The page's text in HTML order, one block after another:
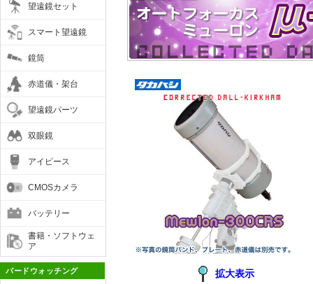
望遠鏡セット
スマート望遠鏡
鏡筒
赤道儀・架台
望遠鏡パーツ
双眼鏡
アイピース
CMOSカメラ
バッテリー
書籍・ソフトウェ
ア
バードウォッチング 拡大表示